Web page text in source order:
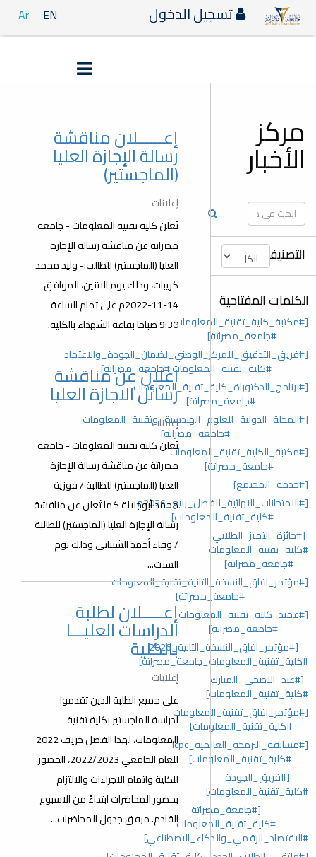
Ar EN تسجيل الدخول
مركز
الأخبار
التصنيفات
الكلمات المفتاحية
[#مكتبة_كلية_تقنية_المعلومات
#جامعة_مصراتة]
[#فريق_التدقيق_للمركز_الوطني_لضمان_الجودة_والاعتماد
#كلية_تقنية_المعلومات #جامعة_مصراتة]
[#برنامج_الدكتوراة_كلية_تقنية_المعلومات
#جامعة_مصراتة]
[#المجلة_الدولية_للعلوم_الهندسية_وتقنية_المعلومات
#جامعة_مصراتة]
[#مكتبة_الكلية_تقنية_المعلومات
#جامعة_مصراتة]
[#خدمة_المجتمع]
[#الامتحانات_النهائية_للفصل_ربيع_2026م
#كلية_تقنية_المعلومات]
[#جائزة_التميز_الطلابي
#كلية_تقنية_المعلومات
#جامعة_مصراتة]
[#مؤتمر_افاق_النسخة_الثانية_تقنية_المعلومات
#جامعة_مصراتة]
[#عميد_كلية_تقنية_المعلومات
#جامعة_مصراتة]
[#مؤتمر_افاق_النسخة_الثانية_2026
#كلية_تقنية_المعلومات_جامعة_مصراتة]
[#عيد_الاضحى_المبارك
#كلية_تقنية_المعلومات]
[#مؤتمر_افاق_تقنية_المعلومات
#كلية_تقنية_المعلومات]
[#مسابقة_البرمجة_العالمية_lcpc
#كلية_تقنية_المعلومات]
[#فريق_الجودة
#كلية_تقنية_المعلومات]
[#جامعة_مصراتة
#كلية_تقنية_المعلومات
#الاقتصاد_الرقمي_والذكاء_الاصطناعي]
إعــــــلان مناقشة
رسالة الإجازة العليا
(الماجستير)
إعلانات
تُعلن كلية تقنية المعلومات - جامعة
مصراتة عن مناقشة رسالة الإجازة
العليا (الماجستير) للطالب:- وليد محمد
كريبات، وذلك يوم الاثنين، الموافق
14-11-2022م على تمام الساعة
9:30 صباحا بقاعة الشهداء بالكلية.
اعلان عن مناقشة
رسائل الاجازة العليا
إعلانات
تُعلن كلية تقنية المعلومات - جامعة
مصراتة عن مناقشة رسالة الإجازة
العليا (الماجستير) للطالبة / فوزية
محمد أبوجلالة كما تٌعلن عن مناقشة
رسالة الإجازة العليا (الماجستير) للطالبة
/ وفاء أحمد الشيباني وذلك يوم
السبت...
إعـــــلان لطلبة
الدراسات العليـــا
بالكلية
إعلانات
على جميع الطلبة الذين تقدموا
لدراسة الماجستير بكلية تقنية
المعلومات، لهذا الفصل خريف 2022
للعام الجامعي 2022/2023، الحضور
للكلية واتمام الاجراءات والالتزام
بحضور المحاضرات ابتداءً من الاسبوع
القادم. مرفق جدول المحاضرات...